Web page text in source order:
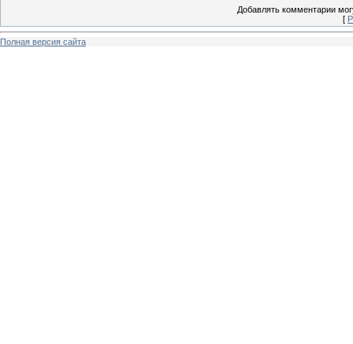
Добавлять комментарии
[
Полная версия сайта